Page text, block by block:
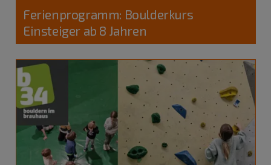
Ferienprogramm: Boulderkurs
Einsteiger ab 8 Jahren